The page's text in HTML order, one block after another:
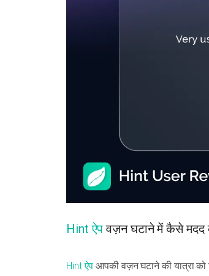
Hint ऐपवज़न घटाने में कैसे मदद
Hint ऐप आपकी वज़न घटाने की यात्रा को